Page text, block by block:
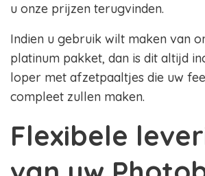
u onze prijzen terugvinden.
Indien u gebruik wilt maken van
platinum pakket, dan is dit altijd
loper met afzetpaaltjes die uw
compleet zullen maken.
Flexibele